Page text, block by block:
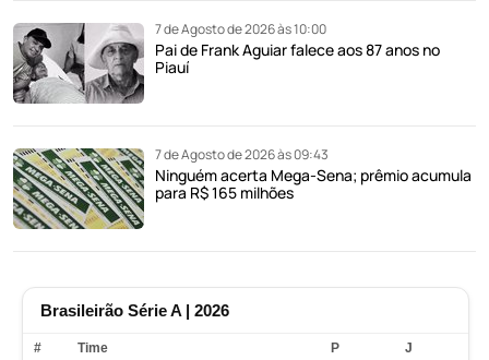
7 de Agosto de 2026 às 10:00
Pai de Frank Aguiar falece aos 87 anos no
Piauí
7 de Agosto de 2026 às 09:43
Ninguém acerta Mega-Sena; prêmio acumula
para R$ 165 milhões